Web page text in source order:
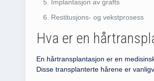
Implantasjon av grafts
Restitusjons- og vekstprosess
Hva er en
En hårtransplantasjon er en
Disse transplanterte hårene er